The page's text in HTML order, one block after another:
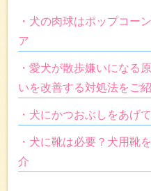
・犬の肉球はポップコー
ア
・愛犬が散歩嫌いになる
いを改善する対処法をご
・犬にかつおぶしをあげ
・犬に靴は必要？犬用靴
介